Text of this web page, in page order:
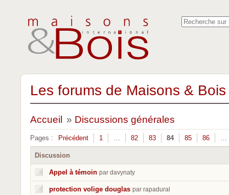
Les forums de Maisons &
Accueil » Discussions générales
Pages : Précédent 1 … 82 83 84 85 86 …
Discussion
Appel à témoin par davynaty
protection volige douglas par rapadural